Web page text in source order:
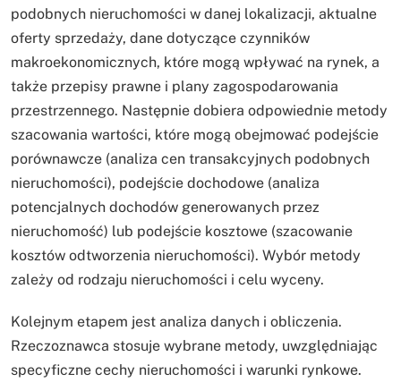
podobnych nieruchomości w danej lokalizacji, aktualne
oferty sprzedaży, dane dotyczące czynników
makroekonomicznych, które mogą wpływać na rynek, a
także przepisy prawne i plany zagospodarowania
przestrzennego. Następnie dobiera odpowiednie metody
szacowania wartości, które mogą obejmować podejście
porównawcze (analiza cen transakcyjnych podobnych
nieruchomości), podejście dochodowe (analiza
potencjalnych dochodów generowanych przez
nieruchomość) lub podejście kosztowe (szacowanie
kosztów odtworzenia nieruchomości). Wybór metody
zależy od rodzaju nieruchomości i celu wyceny.
Kolejnym etapem jest analiza danych i obliczenia.
Rzeczoznawca stosuje wybrane metody, uwzględniając
specyficzne cechy nieruchomości i warunki rynkowe.